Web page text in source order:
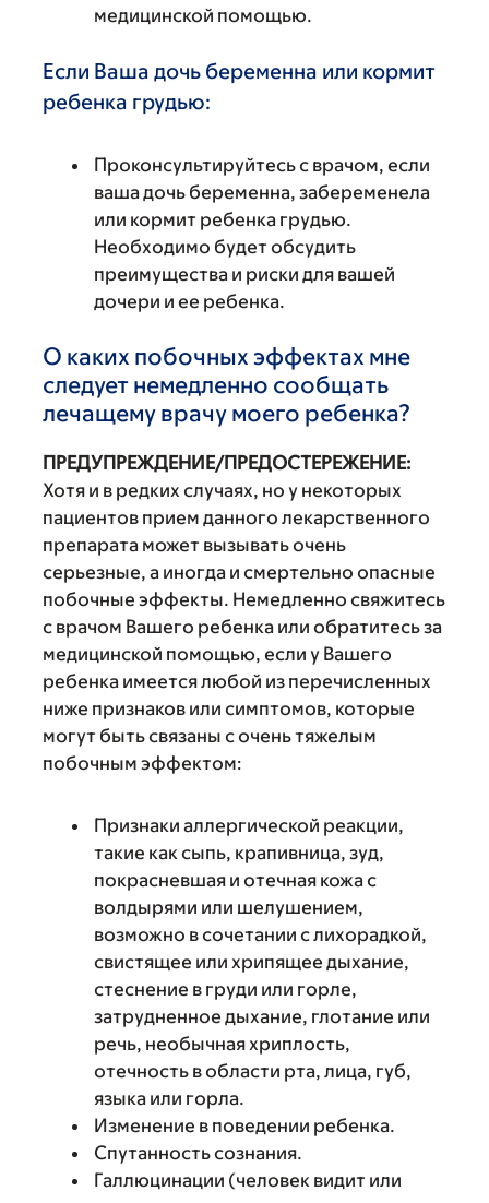
медицинской помощью.
Если Ваша дочь беременна или кормит
ребенка грудью:
Проконсультируйтесь с врачом, если
ваша дочь беременна, забеременела
или кормит ребенка грудью.
Необходимо будет обсудить
преимущества и риски для вашей
дочери и ее ребенка.
О каких побочных эффектах мне
следует немедленно сообщать
лечащему врачу моего ребенка?
ПРЕДУПРЕЖДЕНИЕ/ПРЕДОСТЕРЕЖЕНИЕ:
Хотя и в редких случаях, но у некоторых
пациентов прием данного лекарственного
препарата может вызывать очень
серьезные, а иногда и смертельно опасные
побочные эффекты. Немедленно свяжитесь
с врачом Вашего ребенка или обратитесь за
медицинской помощью, если у Вашего
ребенка имеется любой из перечисленных
ниже признаков или симптомов, которые
могут быть связаны с очень тяжелым
побочным эффектом:
Признаки аллергической реакции,
такие как сыпь, крапивница, зуд,
покрасневшая и отечная кожа с
волдырями или шелушением,
возможно в сочетании с лихорадкой,
свистящее или хрипящее дыхание,
стеснение в груди или горле,
затрудненное дыхание, глотание или
речь, необычная хриплость,
отечность в области рта, лица, губ,
языка или горла.
Изменение в поведении ребенка.
Спутанность сознания.
Галлюцинации (человек видит или